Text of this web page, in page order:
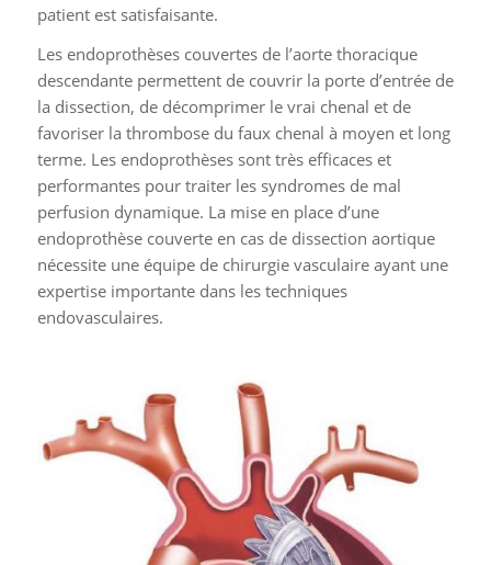
patient est satisfaisante.
Les endoprothèses couvertes de l’aorte thoracique
descendante permettent de couvrir la porte d’entrée de
la dissection, de décomprimer le vrai chenal et de
favoriser la thrombose du faux chenal à moyen et long
terme. Les endoprothèses sont très efficaces et
performantes pour traiter les syndromes de mal
perfusion dynamique. La mise en place d’une
endoprothèse couverte en cas de dissection aortique
nécessite une équipe de chirurgie vasculaire ayant une
expertise importante dans les techniques
endovasculaires.